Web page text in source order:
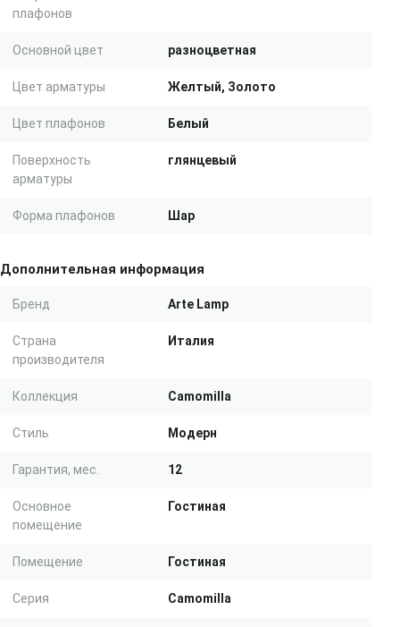
плафонов
Основной цвет разноцветная
Цвет арматуры Желтый, Золото
Цвет плафонов Белый
Поверхность
арматуры
глянцевый
Форма плафонов Шар
Дополнительная информация
Бренд Arte Lamp
Страна
производителя
Италия
Коллекция Camomilla
Стиль Модерн
Гарантия, мес. 12
Основное
помещение
Гостиная
Помещение Гостиная
Серия Camomilla